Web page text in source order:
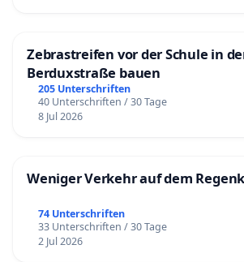
Zebrastreifen vor der Schule in
Berduxstraße bauen
205 Unterschriften
40 Unterschriften / 30 Tage
8 Jul 2026
Weniger Verkehr auf dem
74 Unterschriften
33 Unterschriften / 30 Tage
2 Jul 2026